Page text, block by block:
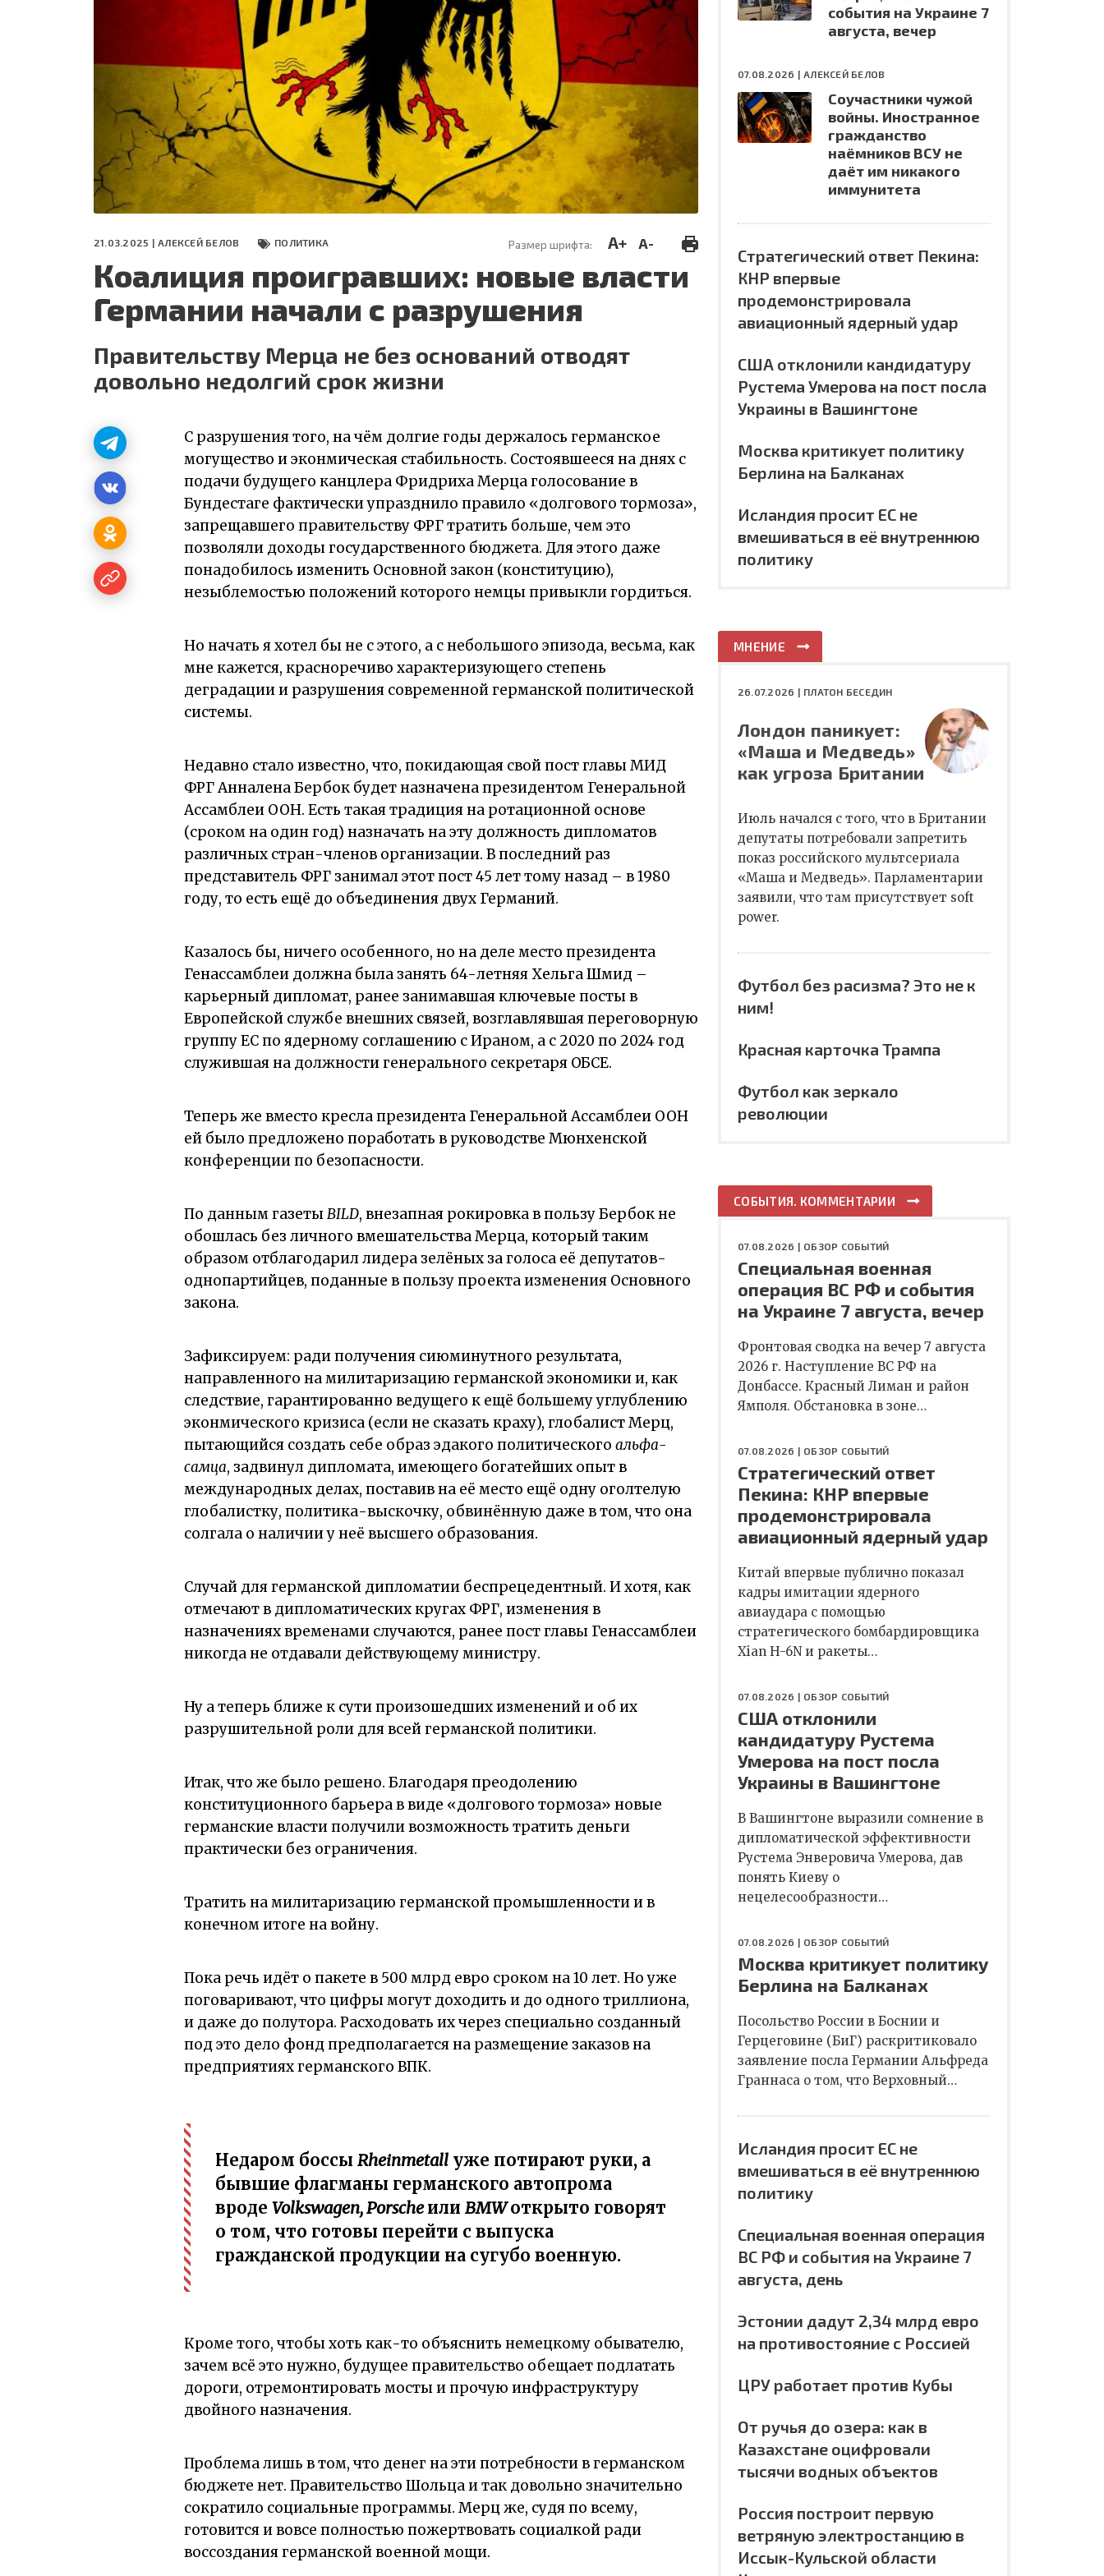
ПОЛЯ БИТВЫ 2024
21.03.2025 |АЛЕКСЕЙ БЕЛОВ ПОЛИТИКА Размер шрифта: A+ A-
Коалиция проигравших: новые власти
Германии начали с разрушения
Правительству Мерца не без оснований отводят
довольно недолгий срок жизни
С разрушения того, на чём долгие годы держалось германское
могущество и эконмическая стабильность. Состоявшееся на днях с
подачи будущего канцлера Фридриха Мерца голосование в
Бундестаге фактически упразднило правило «долгового тормоза»,
запрещавшего правительству ФРГ тратить больше, чем это
позволяли доходы государственного бюджета. Для этого даже
понадобилось изменить Основной закон (конституцию),
незыблемостью положений которого немцы привыкли гордиться.
Но начать я хотел бы не с этого, а с небольшого эпизода, весьма, как
мне кажется, красноречиво характеризующего степень
деградации и разрушения современной германской политической
системы.
Недавно стало известно, что, покидающая свой пост главы МИД
ФРГ Анналена Бербок будет назначена президентом Генеральной
Ассамблеи ООН. Есть такая традиция на ротационной основе
(сроком на один год) назначать на эту должность дипломатов
различных стран-членов организации. В последний раз
представитель ФРГ занимал этот пост 45 лет тому назад – в 1980
году, то есть ещё до объединения двух Германий.
Казалось бы, ничего особенного, но на деле место президента
Генассамблеи должна была занять 64-летняя Хельга Шмид –
карьерный дипломат, ранее занимавшая ключевые посты в
Европейской службе внешних связей, возглавлявшая переговорную
группу ЕС по ядерному соглашению с Ираном, а с 2020 по 2024 год
служившая на должности генерального секретаря ОБСЕ.
Теперь же вместо кресла президента Генеральной Ассамблеи ООН
ей было предложено поработать в руководстве Мюнхенской
конференции по безопасности.
По данным газетыBILD, внезапная рокировка в пользу Бербок не
обошлась без личного вмешательства Мерца, который таким
образом отблагодарил лидера зелёных за голоса её депутатов-
однопартийцев, поданные в пользу проекта изменения Основного
закона.
Зафиксируем: ради получения сиюминутного результата,
направленного на милитаризацию германской экономики и, как
следствие, гарантированно ведущего к ещё большему углублению
эконмического кризиса (если не сказать краху), глобалист Мерц,
пытающийся создать себе образ эдакого политического альфа-
самца, задвинул дипломата, имеющего богатейших опыт в
международных делах, поставив на её место ещё одну оголтелую
глобалистку, политика-выскочку, обвинённую даже в том, что она
солгала о наличии у неё высшего образования.
Случай для германской дипломатии беспрецедентный. И хотя, как
отмечают в дипломатических кругах ФРГ, изменения в
назначениях временами случаются, ранее пост главы Генассамблеи
никогда не отдавали действующему министру.
Ну а теперь ближе к сути произошедших изменений и об их
разрушительной роли для всей германской политики.
Итак, что же было решено. Благодаря преодолению
конституционного барьера в виде «долгового тормоза» новые
германские власти получили возможность тратить деньги
практически без ограничения.
Тратить на милитаризацию германской промышленности и в
конечном итоге на войну.
Пока речь идёт о пакете в 500 млрд евро сроком на 10 лет. Но уже
поговаривают, что цифры могут доходить и до одного триллиона,
и даже до полутора. Расходовать их через специально созданный
под это дело фонд предполагается на размещение заказов на
предприятиях германского ВПК.
Недаром боссы Rheinmetallуже потирают руки, а
бывшие флагманы германского автопрома
вроде Volkswagen, Porscheили BMWоткрыто говорят
о том, что готовы перейти с выпуска
гражданской продукции на сугубо военную.
Кроме того, чтобы хоть как-то объяснить немецкому обывателю,
зачем всё это нужно, будущее правительство обещает подлатать
дороги, отремонтировать мосты и прочую инфраструктуру
двойного назначения.
Проблема лишь в том, что денег на эти потребности в германском
бюджете нет. Правительство Шольца и так довольно значительно
сократило социальные программы. Мерц же, судя по всему,
готовится и вовсе полностью пожертвовать социалкой ради
воссоздания германской военной мощи.
события на Украине 7
августа, вечер
07.08.2026 |АЛЕКСЕЙ БЕЛОВ
Соучастники чужой
войны. Иностранное
гражданство
наёмников ВСУ не
даёт им никакого
иммунитета
Стратегический ответ Пекина:
КНР впервые
продемонстрировала
авиационный ядерный удар
США отклонили кандидатуру
Рустема Умерова на пост посла
Украины в Вашингтоне
Москва критикует политику
Берлина на Балканах
Исландия просит ЕС не
вмешиваться в её внутреннюю
политику
МНЕНИЕ
26.07.2026 | ПЛАТОН БЕСЕДИН
Лондон паникует:
«Маша и Медведь»
как угроза Британии
Июль начался с того, что в Британии
депутаты потребовали запретить
показ российского мультсериала
«Маша и Медведь». Парламентарии
заявили, что там присутствует soft
power.
Футбол без расизма? Это не к
ним!
Красная карточка Трампа
Футбол как зеркало
революции
СОБЫТИЯ. КОММЕНТАРИИ
07.08.2026 | ОБЗОР СОБЫТИЙ
Специальная военная
операция ВС РФ и события
на Украине 7 августа, вечер
Фронтовая сводка на вечер 7 августа
2026 г. Наступление ВС РФ на
Донбассе. Красный Лиман и район
Ямполя. Обстановка в зоне…
07.08.2026 | ОБЗОР СОБЫТИЙ
Стратегический ответ
Пекина: КНР впервые
продемонстрировала
авиационный ядерный удар
Китай впервые публично показал
кадры имитации ядерного
авиаудара с помощью
стратегического бомбардировщика
Xian H-6N и ракеты…
07.08.2026 | ОБЗОР СОБЫТИЙ
США отклонили
кандидатуру Рустема
Умерова на пост посла
Украины в Вашингтоне
В Вашингтоне выразили сомнение в
дипломатической эффективности
Рустема Энверовича Умерова, дав
понять Киеву о
нецелесообразности…
07.08.2026 | ОБЗОР СОБЫТИЙ
Москва критикует политику
Берлина на Балканах
Посольство России в Боснии и
Герцеговине (БиГ) раскритиковало
заявление посла Германии Альфреда
Граннаса о том, что Верховный…
Исландия просит ЕС не
вмешиваться в её внутреннюю
политику
Специальная военная операция
ВС РФ и события на Украине 7
августа, день
Эстонии дадут 2,34 млрд евро
на противостояние с Россией
ЦРУ работает против Кубы
От ручья до озера: как в
Казахстане оцифровали
тысячи водных объектов
Россия построит первую
ветряную электростанцию в
Иссык-Кульской области